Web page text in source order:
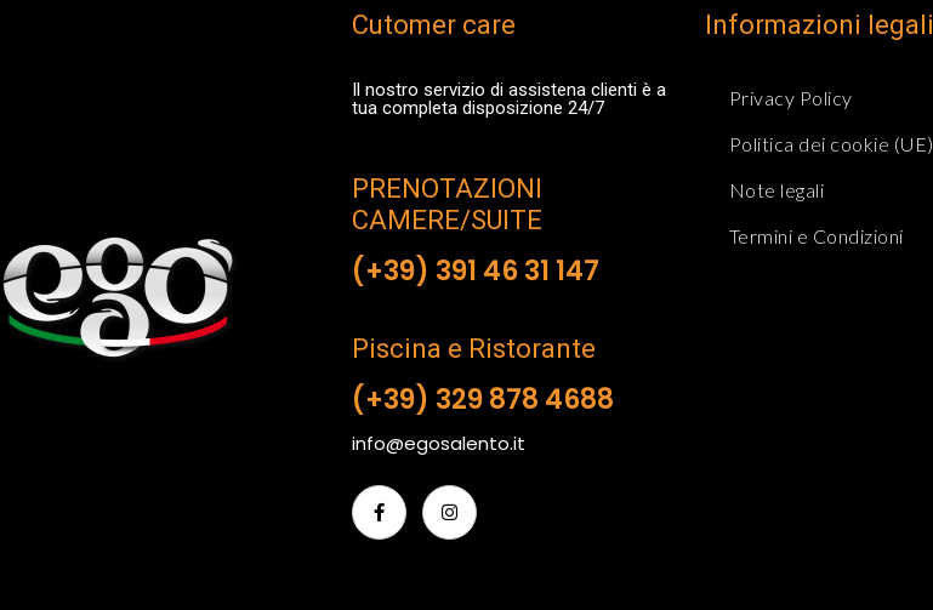
Cutomer care
Il nostro servizio di assistena clienti è a
tua completa disposizione 24/7
PRENOTAZIONI
CAMERE/SUITE
(+39) 391 46 31 147
Piscina e Ristorante
(+39) 329 878 4688
info@egosalento.it
Informazioni legali
Privacy Policy
Politica dei cookie (UE)
Note legali
Termini e Condizioni